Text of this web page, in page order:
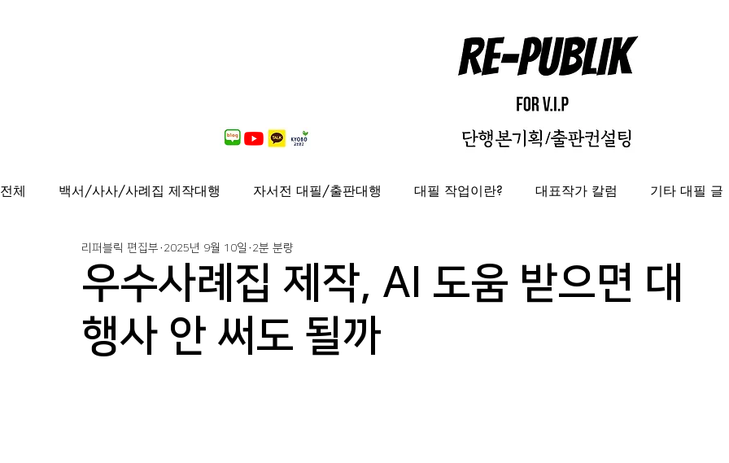
전체 백서/사사/사례집 제작대행 자서전 대필/출판대행 대필 작업이란? 대표작가 칼럼 기타 대필 글
출간도서 안내 연재중 사보/백서 제작대행
가이드북, 샘플북, 자료집 제작 대행 퍼스널브랜딩
우수사례집 제작, AI 도움 받으면 대
행사 안 써도 될까
리퍼블릭 편집부 2025년 9월 10일 2분 분량